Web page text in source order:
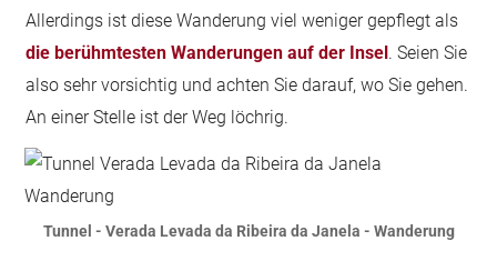
Allerdings ist diese Wanderung viel weniger gepflegt als
die berühmtesten Wanderungen auf der Insel. Seien Sie
also sehr vorsichtig und achten Sie darauf, wo Sie gehen.
An einer Stelle ist der Weg löchrig.
Tunnel - Verada Levada da Ribeira da Janela - Wanderung